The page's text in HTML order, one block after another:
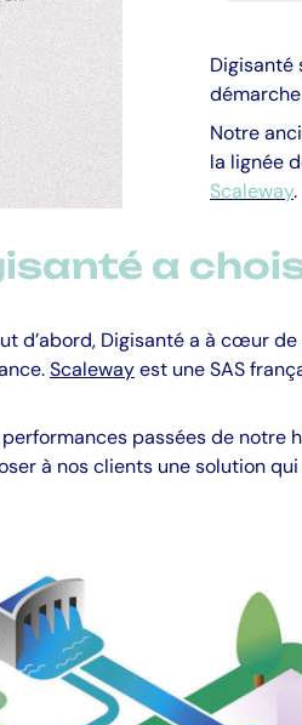
Digisanté
Notre
la lignée
Scaleway.
a
d’abord, Digisanté a à cœur
Scalewayest une SAS
passées de notre
à nos clients une solution